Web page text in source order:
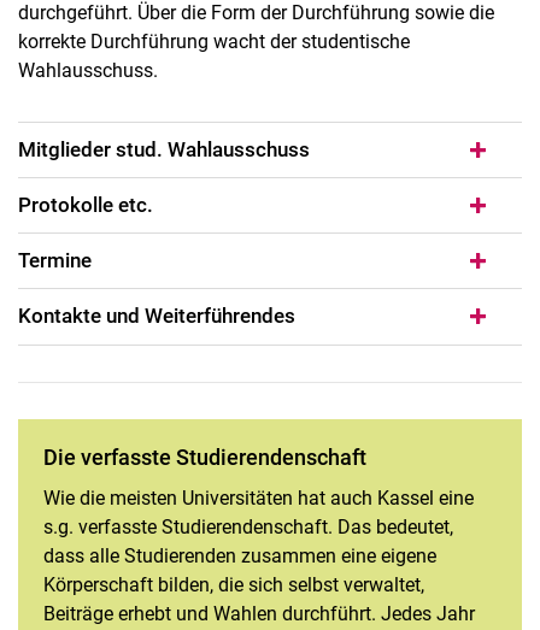
durchgeführt. Über die Form der Durchführung sowie die
korrekte Durchführung wacht der studentische
Wahlausschuss.
Mitglieder stud. Wahlausschuss
Protokolle etc.
Termine
Kontakte und Weiterführendes
Die verfasste Studierendenschaft
Wie die meisten Universitäten hat auch Kassel eine
s.g. verfasste Studierendenschaft. Das bedeutet,
dass alle Studierenden zusammen eine eigene
Körperschaft bilden, die sich selbst verwaltet,
Beiträge erhebt und Wahlen durchführt. Jedes Jahr